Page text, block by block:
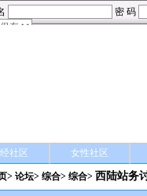
社区 女性社区
> 论坛> 综合> 综合> 西陆站务